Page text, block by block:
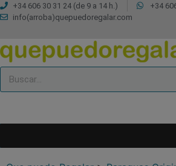
+34 606 30 31 24 (de 9 a 14 h.)
+34
info(arroba)quepuedoregalar.com